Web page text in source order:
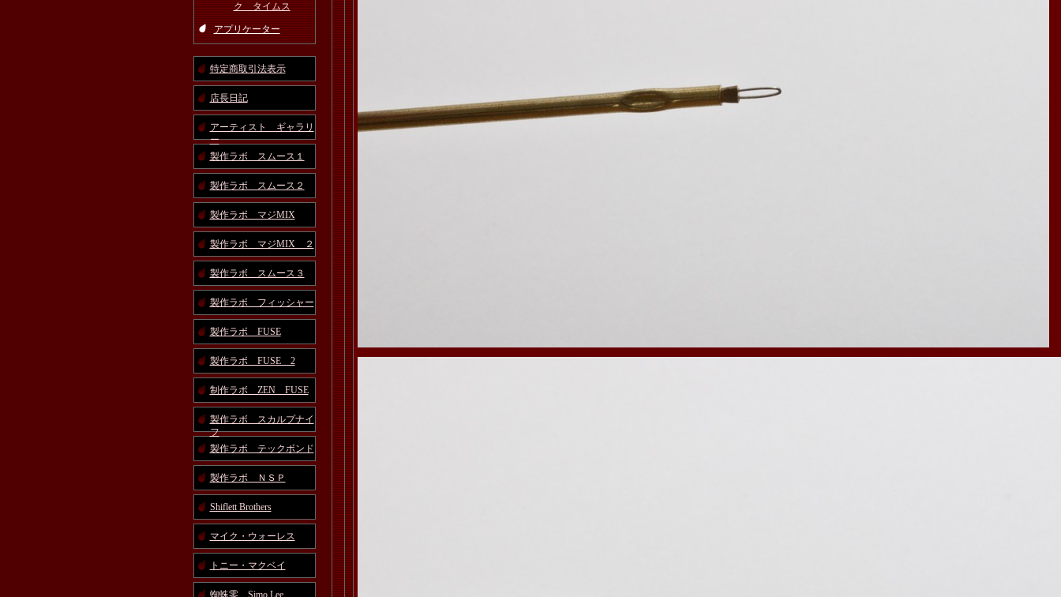
ク タイムス
アプリケーター
特定商取引法表示
店長日記
アーティスト ギャラリ
ー
製作ラボ スムース１
製作ラボ スムース２
製作ラボ マジMIX
製作ラボ マジMIX ２
製作ラボ スムース３
製作ラボ フィッシャー
製作ラボ FUSE
製作ラボ FUSE 2
制作ラボ ZEN FUSE
製作ラボ スカルプナイ
フ
製作ラボ テックボンド
製作ラボ ＮＳＰ
Shiflett Brothers
マイク・ウォーレス
トニー・マクベイ
蜘蛛零 Simo Lee